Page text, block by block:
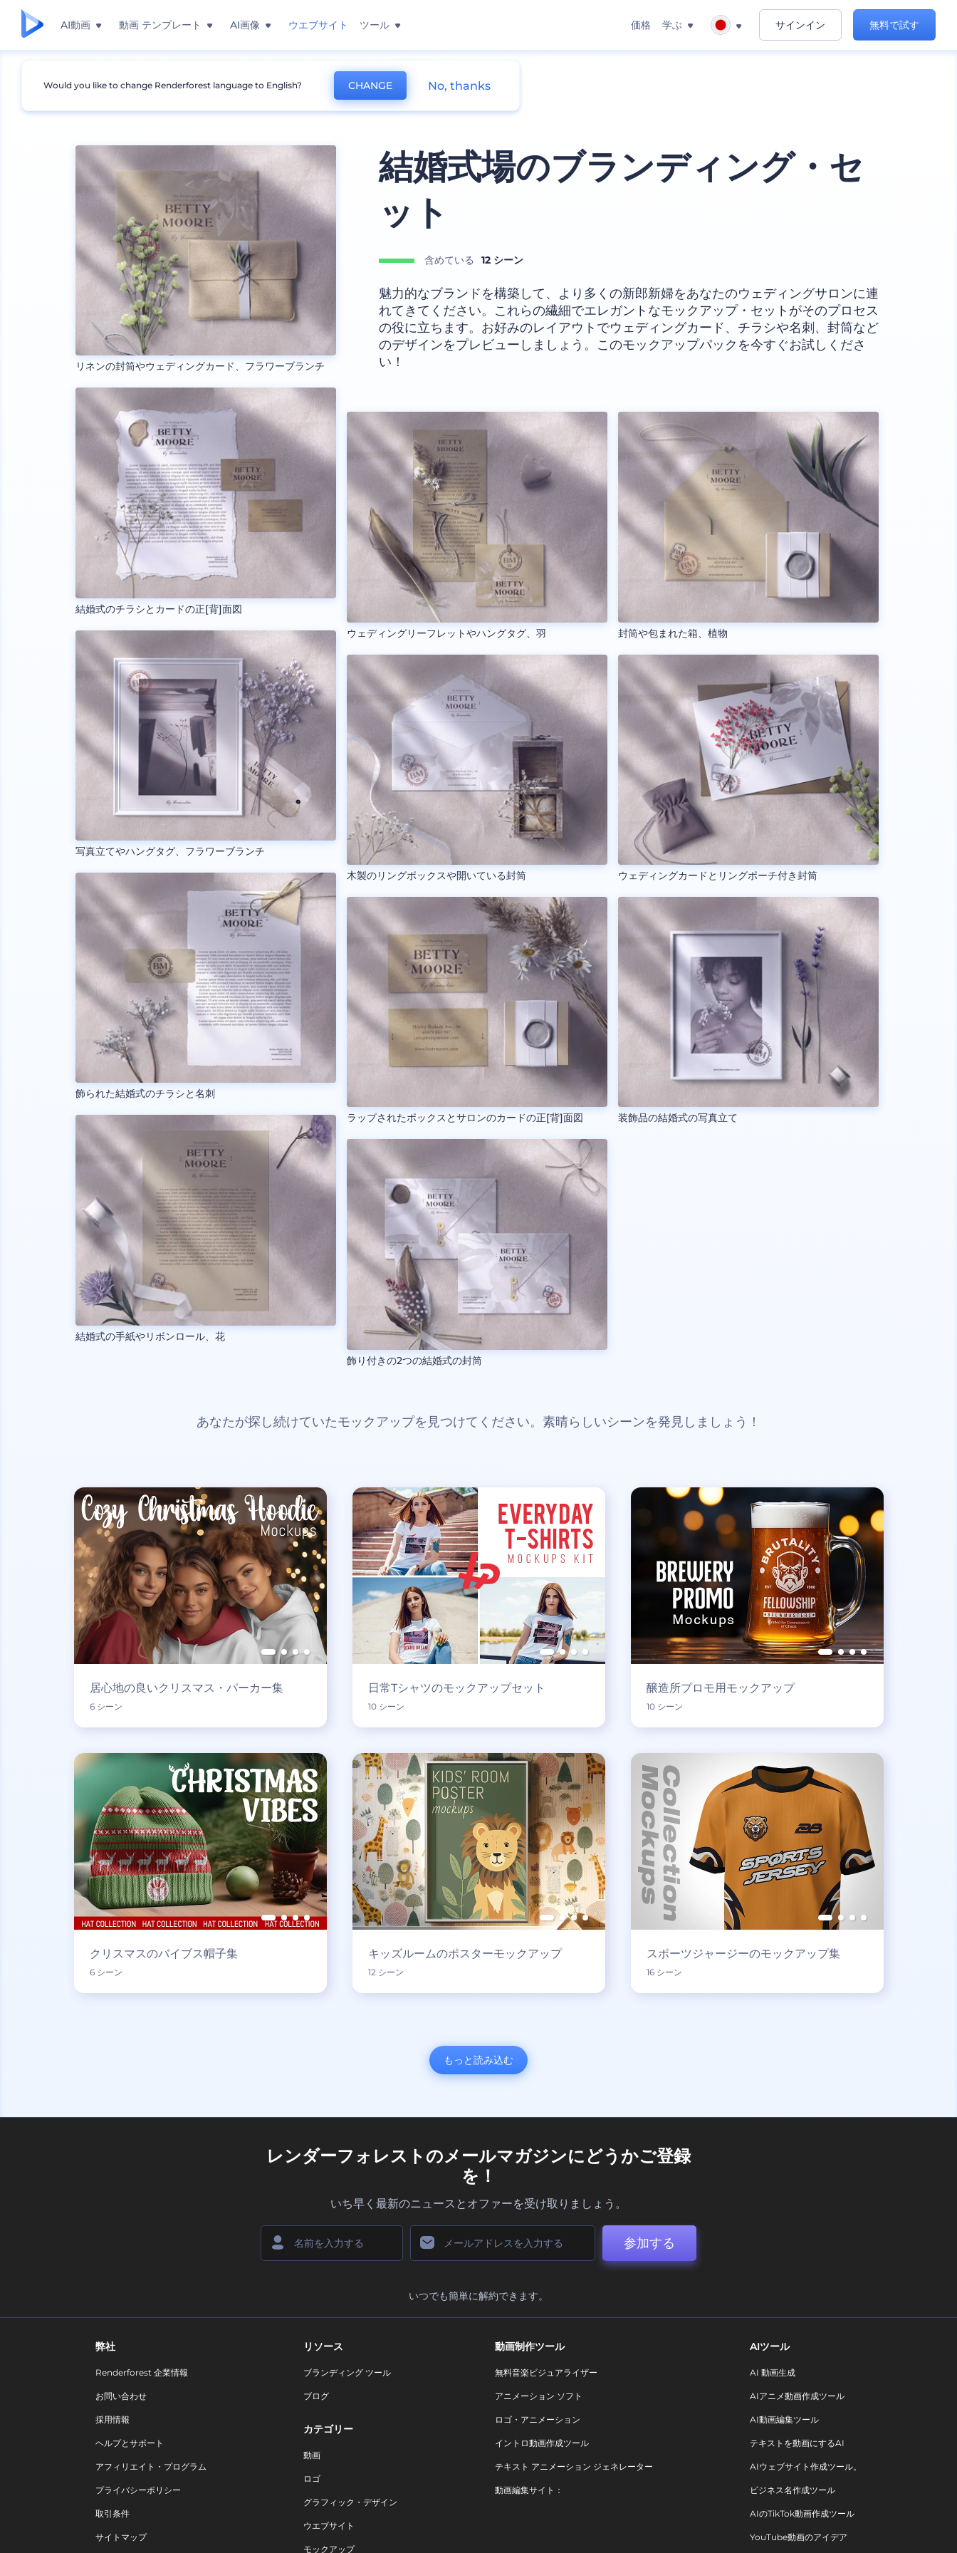
AI動画 動画 テンプレート AI画像 ウエブサイト ツール 価格 学ぶ サインイン 無料で試す
モックアップ ブランディング 文房具のモックアップ
リネンの封筒やウェディングカード、フラワーブランチ
結婚式のチラシとカードの正[背]面図
写真立てやハングタグ、フラワーブランチ
飾られた結婚式のチラシと名刺
結婚式の手紙やリボンロール、花
結婚式場のブランディング・セ
ット
含めている 12 シーン
魅力的なブランドを構築して、より多くの新郎新婦をあなたのウェディングサロンに連
れてきてください。これらの繊細でエレガントなモックアップ・セットがそのプロセス
の役に立ちます。お好みのレイアウトでウェディングカード、チラシや名刺、封筒など
のデザインをプレビューしましょう。このモックアップパックを今すぐお試しくださ
い！
ウェディングリーフレットやハングタグ、羽
木製のリングボックスや開いている封筒
ラップされたボックスとサロンのカードの正[背]面図
飾り付きの2つの結婚式の封筒
封筒や包まれた箱、植物
ウェディングカードとリングポーチ付き封筒
装飾品の結婚式の写真立て
あなたが探し続けていたモックアップを見つけてください。素晴らしいシーンを発見しましょう！
居心地の良いクリスマス・パーカー集
6 シーン
日常Tシャツのモックアップセット
10 シーン
醸造所プロモ用モックアップ
10 シーン
クリスマスのバイブス帽子集
6 シーン
キッズルームのポスターモックアップ
12 シーン
スポーツジャージーのモックアップ集
16 シーン
もっと読み込む
レンダーフォレストのメールマガジンにどうかご登録
を！
いち早く最新のニュースとオファーを受け取りましょう。
参加する
いつでも簡単に解約できます。
弊社
Renderforest 企業情報
お問い合わせ
採用情報
ヘルプとサポート
アフィリエイト・プログラム
プライバシーポリシー
取引条件
サイトマップ
リソース
ブランディング ツール
ブログ
カテゴリー
動画
ロゴ
グラフィック・デザイン
ウエブサイト
モックアップ
動画制作ツール
無料音楽ビジュアライザー
アニメーション ソフト
ロゴ・アニメーション
イントロ動画作成ツール
テキスト アニメーション ジェネレーター
動画編集サイト：
AIツール
AI 動画生成
AIアニメ動画作成ツール
AI動画編集ツール
テキストを動画にするAI
AIウェブサイト作成ツール。
ビジネス名作成ツール
AIのTikTok動画作成ツール
YouTube動画のアイデア
Would you like to change Renderforest language to English? CHANGE No, thanks